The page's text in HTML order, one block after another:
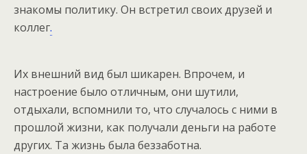
знакомы политику. Он встретил своих друзей и
коллег.
Их внешний вид был шикарен. Впрочем, и
настроение было отличным, они шутили,
отдыхали, вспомнили то, что случалось с ними в
прошлой жизни, как получали деньги на работе
других. Та жизнь была беззаботна.